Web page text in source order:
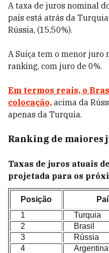
A taxa de juros nominal
país está atrás da
Rússia, (15,50%).
A Suíça tem o menor juro
ranking, com juro de 0%.
Em termos reais, o
colocação, acima da
apenas da Turquia.
Ranking de maiores
Taxas de juros atuais
projetada para os
Posição
1
Turquia
2
Brasil
3
Rússia
4
Argentina